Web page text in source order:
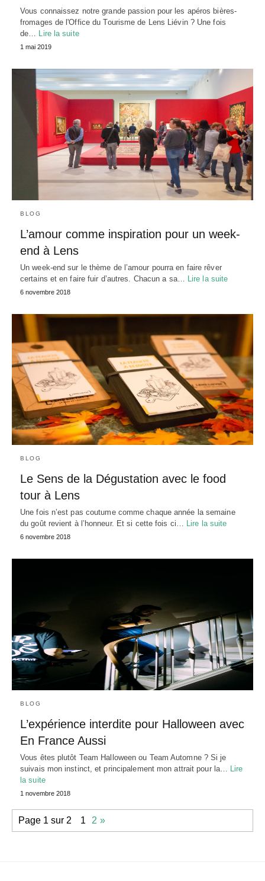
Vous connaissez notre grande passion pour les apéros bières-
fromages de l'Office du Tourisme de Lens Liévin ? Une fois
de…
Lire la suite
1 mai 2019
BLOG
L’amour comme inspiration pour un week-
end à Lens
Un week-end sur le thème de l’amour pourra en faire rêver
certains et en faire fuir d’autres. Chacun a sa… Lire la suite
6 novembre 2018
BLOG
Le Sens de la Dégustation avec le food
tour à Lens
Une fois n’est pas coutume comme chaque année la semaine
du goût revient à l’honneur. Et si cette fois ci… Lire la suite
6 novembre 2018
BLOG
L’expérience interdite pour Halloween avec
En France Aussi
Vous êtes plutôt Team Halloween ou Team Automne ? Si je
suivais mon instinct, et principalement mon attrait pour la…
Lire
la suite
1 novembre 2018
Page 1 sur 2 1 2 »